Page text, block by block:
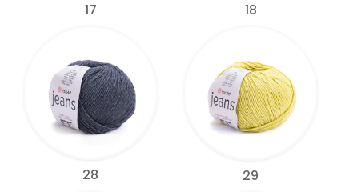
17 18
28 29